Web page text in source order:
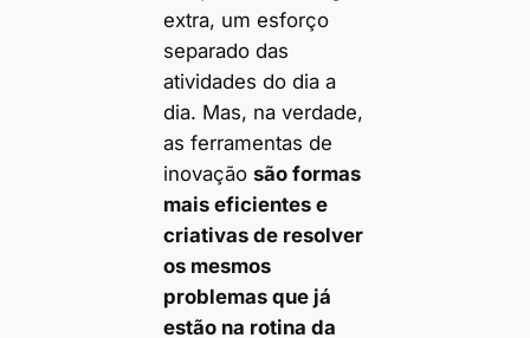
extra, um esforço
separado das
atividades do dia a
dia. Mas, na verdade,
as ferramentas de
inovação são formas
mais eficientes e
criativas de resolver
os mesmos
problemas que já
estão na rotina da